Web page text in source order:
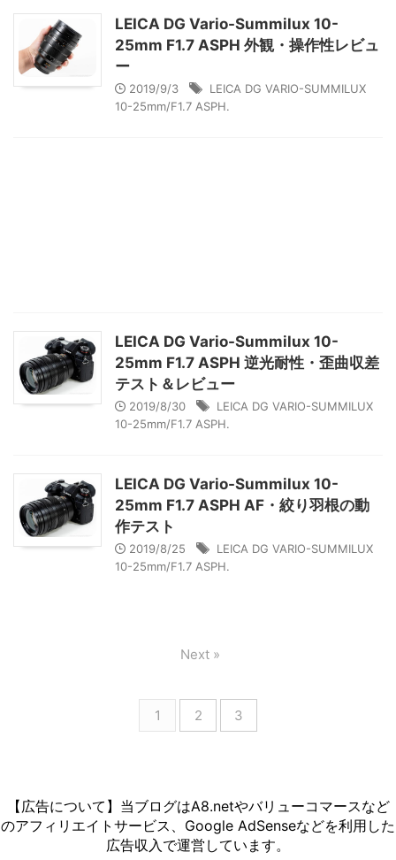
LEICA DG Vario-Summilux 10-
25mm F1.7 ASPH 外観・操作性レビュ
ー
2019/9/3
LEICA DG VARIO-SUMMILUX
10-25mm/F1.7 ASPH.
LEICA DG Vario-Summilux 10-
25mm F1.7 ASPH 逆光耐性・歪曲収差
テスト＆レビュー
2019/8/30
LEICA DG VARIO-SUMMILUX
10-25mm/F1.7 ASPH.
LEICA DG Vario-Summilux 10-
25mm F1.7 ASPH AF・絞り羽根の動
作テスト
2019/8/25
LEICA DG VARIO-SUMMILUX
10-25mm/F1.7 ASPH.
1 2 3
Next »
【広告について】当ブログはA8.netやバリューコマースなど
のアフィリエイトサービス、Google AdSenseなどを利用した
広告収入で運営しています。